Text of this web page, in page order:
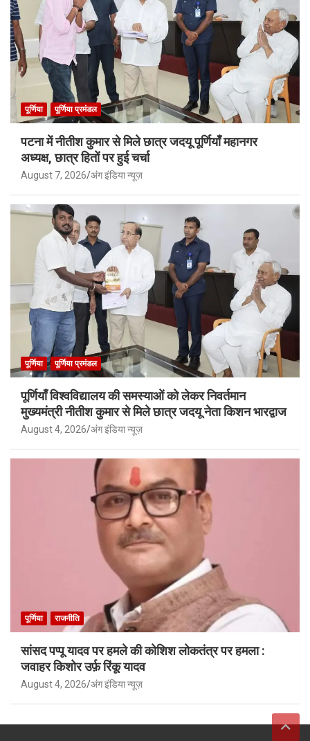
पूर्णिया पूर्णिया प्रमंडल
पटना में नीतीश कुमार से मिले छात्र जदयू पूर्णियाँ महानगर
अध्यक्ष, छात्र हितों पर हुई चर्चा
August 7, 2026 अंग इंडिया न्यूज़
पूर्णिया पूर्णिया प्रमंडल
पूर्णियाँ विश्वविद्यालय की समस्याओं को लेकर निवर्तमान
मुख्यमंत्री नीतीश कुमार से मिले छात्र जदयू नेता किशन भारद्वाज
August 4, 2026 अंग इंडिया न्यूज़
पूर्णिया राजनीति
सांसद पप्पू यादव पर हमले की कोशिश लोकतंत्र पर हमला :
जवाहर किशोर उर्फ़ रिंकू यादव
August 4, 2026 अंग इंडिया न्यूज़